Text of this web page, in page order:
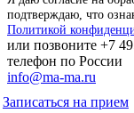
подтверждаю, что
Политикой
или позвоните +7
телефон по России
info@ma-ma.ru
Записаться на прием